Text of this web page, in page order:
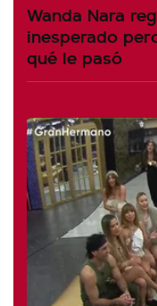
Wanda Nara
inesperado
qué le pasó